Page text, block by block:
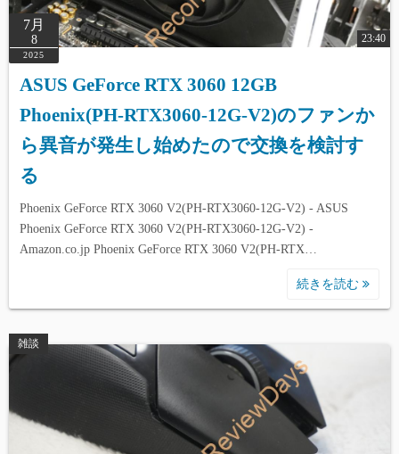
7月
8
2025
23:40
ASUS GeForce RTX 3060 12GB
Phoenix(PH-RTX3060-12G-V2)のファンか
ら異音が発生し始めたので交換を検討す
る
Phoenix GeForce RTX 3060 V2(PH-RTX3060-12G-V2) - ASUS
Phoenix GeForce RTX 3060 V2(PH-RTX3060-12G-V2) -
Amazon.co.jp Phoenix GeForce RTX 3060 V2(PH-RTX…
続きを読む
雑談